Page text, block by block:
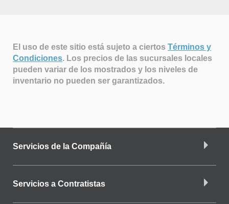
El uso de este sitio está sujeto a ciertos Términos y
Condiciones. Los precios de las sucursales locales
pueden variar de los mostrados y los niveles de
inventario no pueden ser garantizados.
Servicios de la Compañía
Servicios a Contratistas